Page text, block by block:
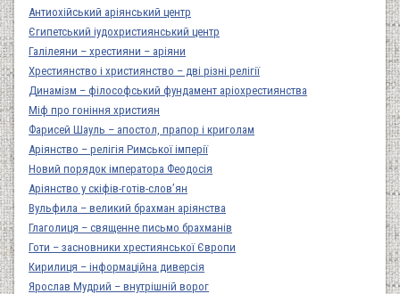
Антиохійський аріянський центр
Єгипетський іудохристиянський центр
Галілеяни – хрестияни – аріяни
Хрестиянство і християнство – дві різні релігії
Динамізм – філософський фундамент аріохрестиянства
Міф про гоніння християн
Фарисей Шауль – апостол, прапор і криголам
Аріянство – релігія Римської імперії
Новий порядок імператора Феодосія
Аріянство у скіфів-готів-слов’ян
Вульфила – великий брахман аріянства
Глаголиця – священне письмо брахманів
Готи – засновники хрестиянської Європи
Кирилиця – інформаційна диверсія
Ярослав Мудрий – внутрішній ворог